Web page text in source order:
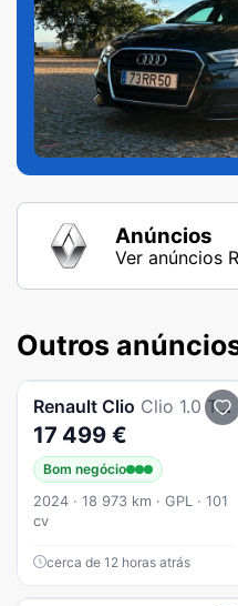
Anúncios
Ver anúncios
Outros
Renault Clio Clio 1.0 Tce Evolution Bi-Fuel
17 499 €
Bom negócio
2024 · 18 973 km · GPL · 101
cv
cerca de 12 horas atrás